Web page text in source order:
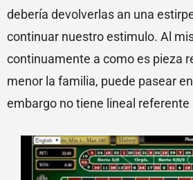
debería devolverlas an una
continuar nuestro estimulo. Al
continuamente a como es pieza
menor la familia, puede pasear
embargo no tiene lineal referente